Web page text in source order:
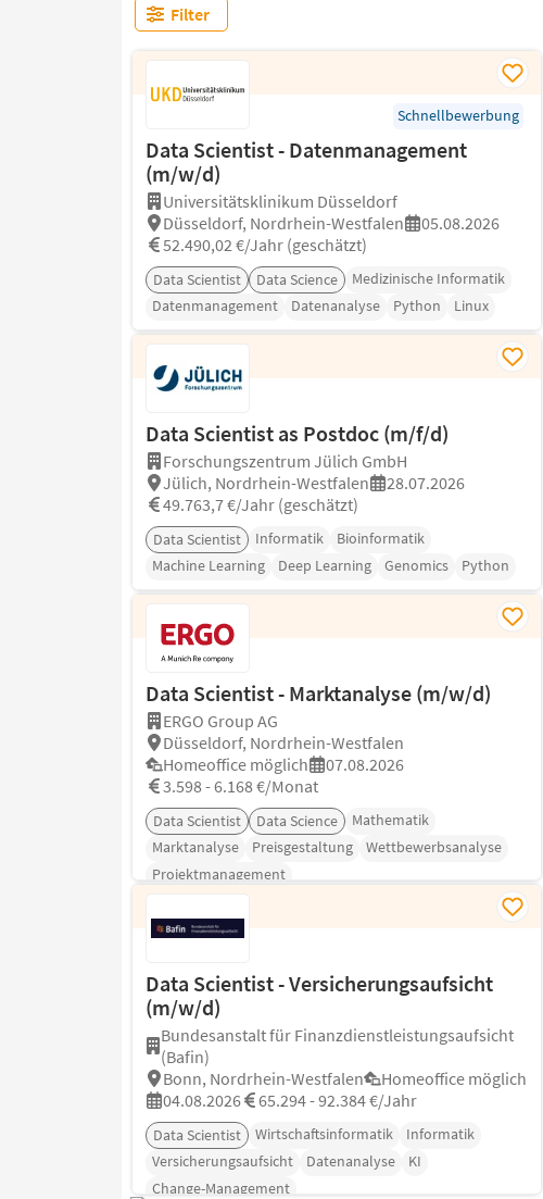
Filter
Schnellbewerbung
Data Scientist - Datenmanagement
(m/w/d)
Universitätsklinikum Düsseldorf
Düsseldorf, Nordrhein-Westfalen
05.08.2026
52.490,02 €/Jahr (geschätzt)
Data Scientist Data Science
Medizinische Informatik
Datenmanagement
Datenanalyse Python Linux
Data Scientist as Postdoc (m/f/d)
Forschungszentrum Jülich GmbH
Jülich, Nordrhein-Westfalen
28.07.2026
49.763,7 €/Jahr (geschätzt)
Data Scientist Informatik
Bioinformatik
Machine Learning
Deep Learning Genomics Python
Data Scientist - Marktanalyse (m/w/d)
ERGO Group AG
Düsseldorf, Nordrhein-Westfalen
Homeoffice möglich
07.08.2026
3.598 - 6.168 €/Monat
Data Scientist Data Science
Mathematik
Marktanalyse
Preisgestaltung
Wettbewerbsanalyse
Projektmanagement
Data Scientist - Versicherungsaufsicht
(m/w/d)
Bundesanstalt für Finanzdienstleistungsaufsicht
(Bafin)
Bonn, Nordrhein-Westfalen
Homeoffice möglich
04.08.2026
65.294 - 92.384 €/Jahr
Data Scientist Wirtschaftsinformatik
Informatik
Versicherungsaufsicht
Datenanalyse
KI
Change-Management